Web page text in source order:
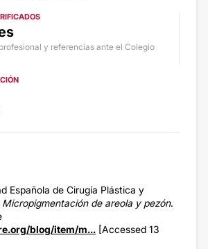
y referencias ante el Colegio
Española de Cirugía Plástica y
Micropigmentación de areola y pezón.
blog/item/m... [Accessed 13